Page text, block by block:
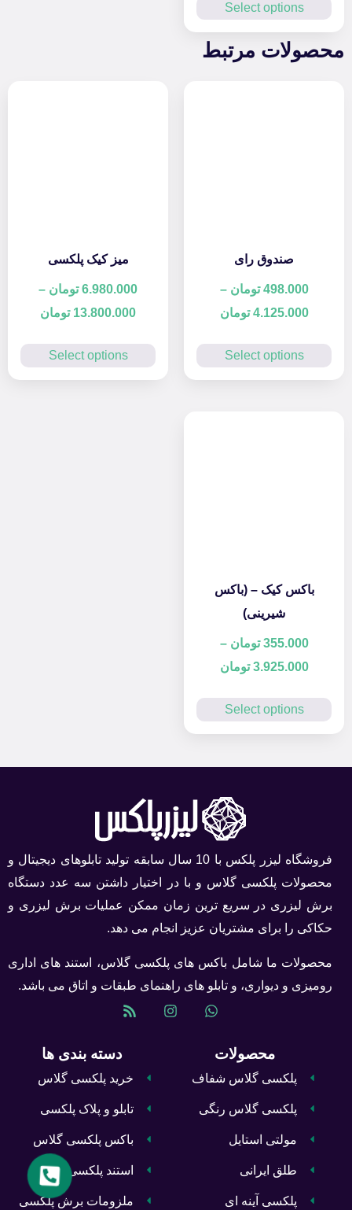
Select options
محصولات مرتبط
صندوق رای
498.000 تومان –
4.125.000 تومان
Select options
میز کیک پلکسی
6.980.000 تومان –
13.800.000 تومان
Select options
باکس کیک – (باکس
شیرینی)
355.000 تومان –
3.925.000 تومان
Select options
فروشگاه لیزر پلکس با 10 سال سابقه تولید تابلوهای دیجیتال و
محصولات پلکسی گلاس و با در اختیار داشتن سه عدد دستگاه
برش لیزری در سریع ترین زمان ممکن عملیات برش لیزری و
حکاکی را برای مشتریان عزیز انجام می دهد.
محصولات ما شامل باکس های پلکسی گلاس، استند های اداری
رومیزی و دیواری، و تابلو های راهنمای طبقات و اتاق می باشد.
دسته بندی ها
خرید پلکسی گلاس
تابلو و پلاک پلکسی
باکس پلکسی گلاس
استند پلکسی
ملزومات برش پلکسی
محصولات
پلکسی گلاس شفاف
پلکسی گلاس رنگی
مولتی استایل
طلق ایرانی
پلکسی آینه ای